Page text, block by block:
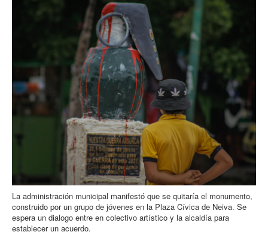
La administración municipal manifestó que se quitaría el monumento,
construido por un grupo de jóvenes en la Plaza Cívica de Neiva. Se
espera un dialogo entre en colectivo artístico y la alcaldía para
establecer un acuerdo.